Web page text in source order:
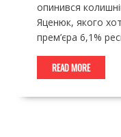
опинився
Яценюк, якого
прем’єра 6,1%
READ MORE